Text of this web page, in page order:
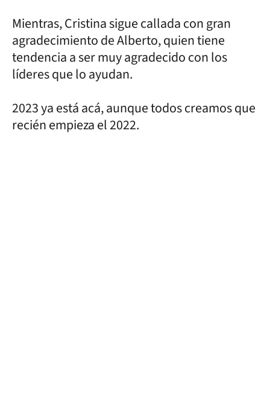
Mientras, Cristina sigue callada con gran
agradecimiento de Alberto, quien tiene
tendencia a ser muy agradecido con los
líderes que lo ayudan.
2023 ya está acá, aunque todos creamos que
recién empieza el 2022.